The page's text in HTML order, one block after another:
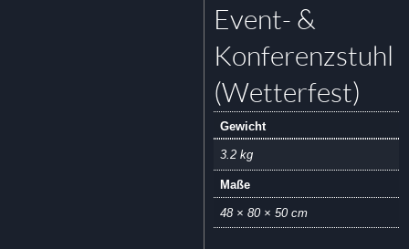
Event- &
Konferenzstuhl
(Wetterfest)
Gewicht
3.2 kg
Maße
48 × 80 × 50 cm